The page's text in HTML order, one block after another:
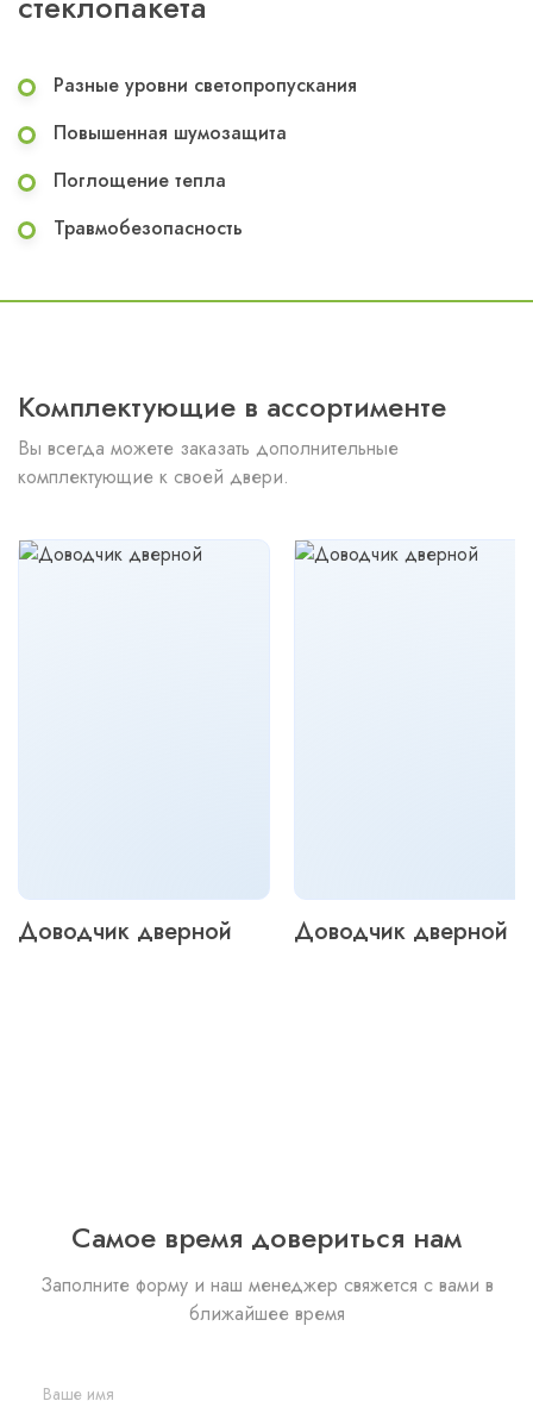
Разные уровни светопропускания
Повышенная шумозащита
Поглощение тепла
Травмобезопасность
Комплектующие в ассортименте
Вы всегда можете заказать дополнительные
комплектующие к своей двери.
Доводчик дверной Доводчик дверной
Самое время довериться нам
Заполните форму и наш менеджер свяжется с вами в
ближайшее время